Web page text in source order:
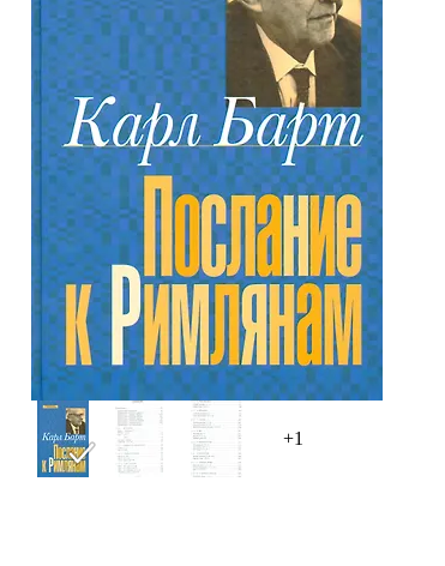
+1